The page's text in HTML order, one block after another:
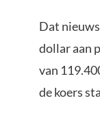
Dat
dollar aan
van
de koers